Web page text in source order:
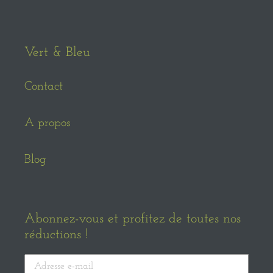
Vert & Bleu
Contact
A propos
Blog
Abonnez-vous et profitez de toutes nos
réductions !